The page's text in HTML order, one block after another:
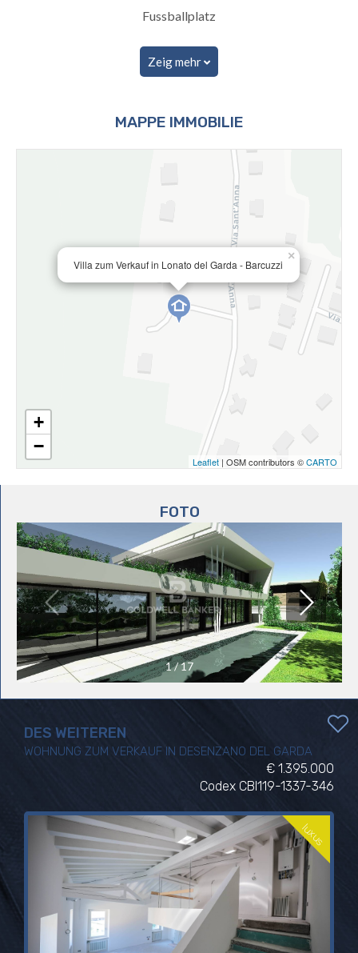
Fussballplatz
Zeig mehr
MAPPE IMMOBILIE
Villa zum Verkauf in Lonato del Garda - Barcuzzi
×
+
−
Leaflet | OSM contributors ©CARTO
FOTO
1/17
DES WEITEREN
WOHNUNG ZUM VERKAUF IN DESENZANO DEL GARDA
€ 1.395.000
Codex CBI119-1337-346
luxus